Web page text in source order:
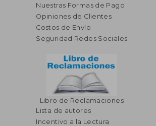
Nuestras Formas de Pago
Opiniones de Clientes
Costos de Envío
Seguridad Redes Sociales
Libro de Reclamaciones
Lista de autores
Incentivo a la Lectura